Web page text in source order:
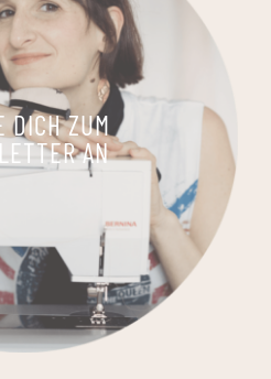
DICH ZUM
AN